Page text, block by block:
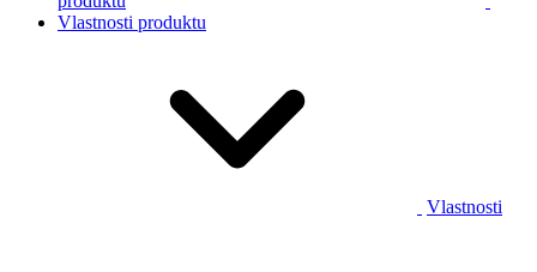
Vlastnosti produktu
Vlastnosti